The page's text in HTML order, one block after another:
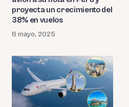
proyecta un crecimiento del
38% en vuelos
6 mayo, 2025